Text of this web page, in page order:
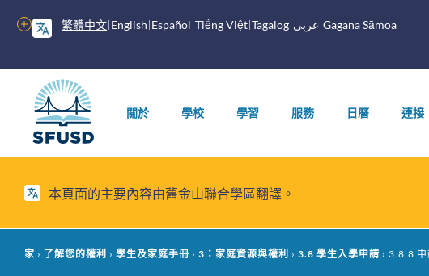
容
繁體中文 English Español Tiếng Việt Tagalog عربى Gagana Sāmoa
更
選
選
單
關於 學校 學習 服務 日曆 連接
本頁面的主要內容由舊金山聯合學區翻譯。
麵
家 了解您的權利 學生及家庭手冊 3：家庭資源與權利 3.8 學生入學申請 3.8.8 申